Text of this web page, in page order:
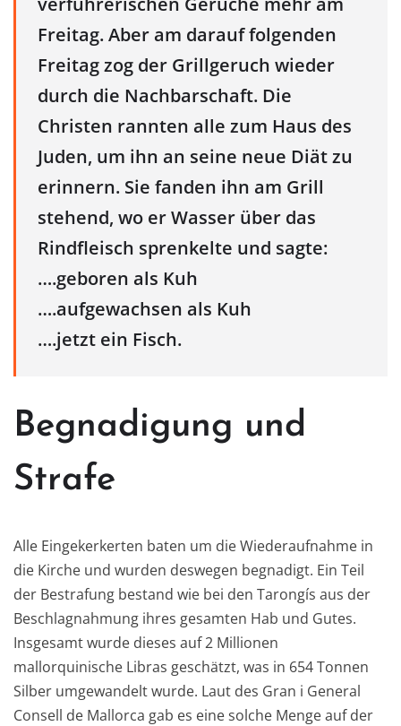
Freitag. Aber am darauf folgenden
Freitag zog der Grillgeruch wieder
durch die Nachbarschaft. Die
Christen rannten alle zum Haus des
Juden, um ihn an seine neue Diät zu
erinnern. Sie fanden ihn am Grill
stehend, wo er Wasser über das
Rindfleisch sprenkelte und sagte:
….geboren als Kuh
….aufgewachsen als Kuh
….jetzt ein Fisch.
Begnadigung und
Strafe
Alle Eingekerkerten baten um die Wiederaufnahme in
die Kirche und wurden deswegen begnadigt. Ein Teil
der Bestrafung bestand wie bei den Tarongís aus der
Beschlagnahmung ihres gesamten Hab und Gutes.
Insgesamt wurde dieses auf 2 Millionen
mallorquinische Libras geschätzt, was in 654 Tonnen
Silber umgewandelt wurde. Laut des Gran i General
Consell de Mallorca gab es eine solche Menge auf der